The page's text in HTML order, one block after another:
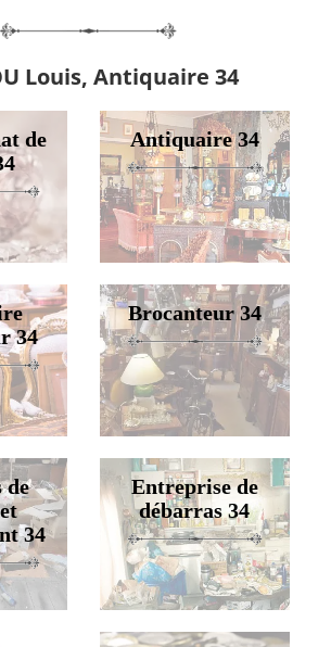
Louis, Antiquaire 34
de
Antiquaire 34
34
Brocanteur 34
de
34
Entreprise de
débarras 34